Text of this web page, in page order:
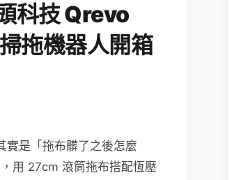
科技 Qrevo
拖機器人開箱
實是「拖布髒了之後怎麼
用 27cm 滾筒拖布搭配恆壓